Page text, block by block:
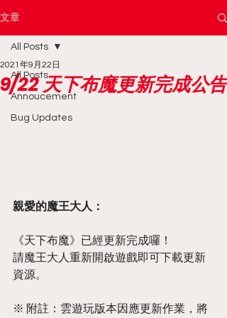
文章
All Posts
Annoucement
Bug Updates
All Posts
9/22 天下布魔更新完成公告
2021年9月22日
親愛的魔王大人：
《天下布魔》已經更新完成囉！
請魔王大人重新開啟遊戲即可下載更新
資源。
※ 附註：雲遊玩版本因應更新作業，將